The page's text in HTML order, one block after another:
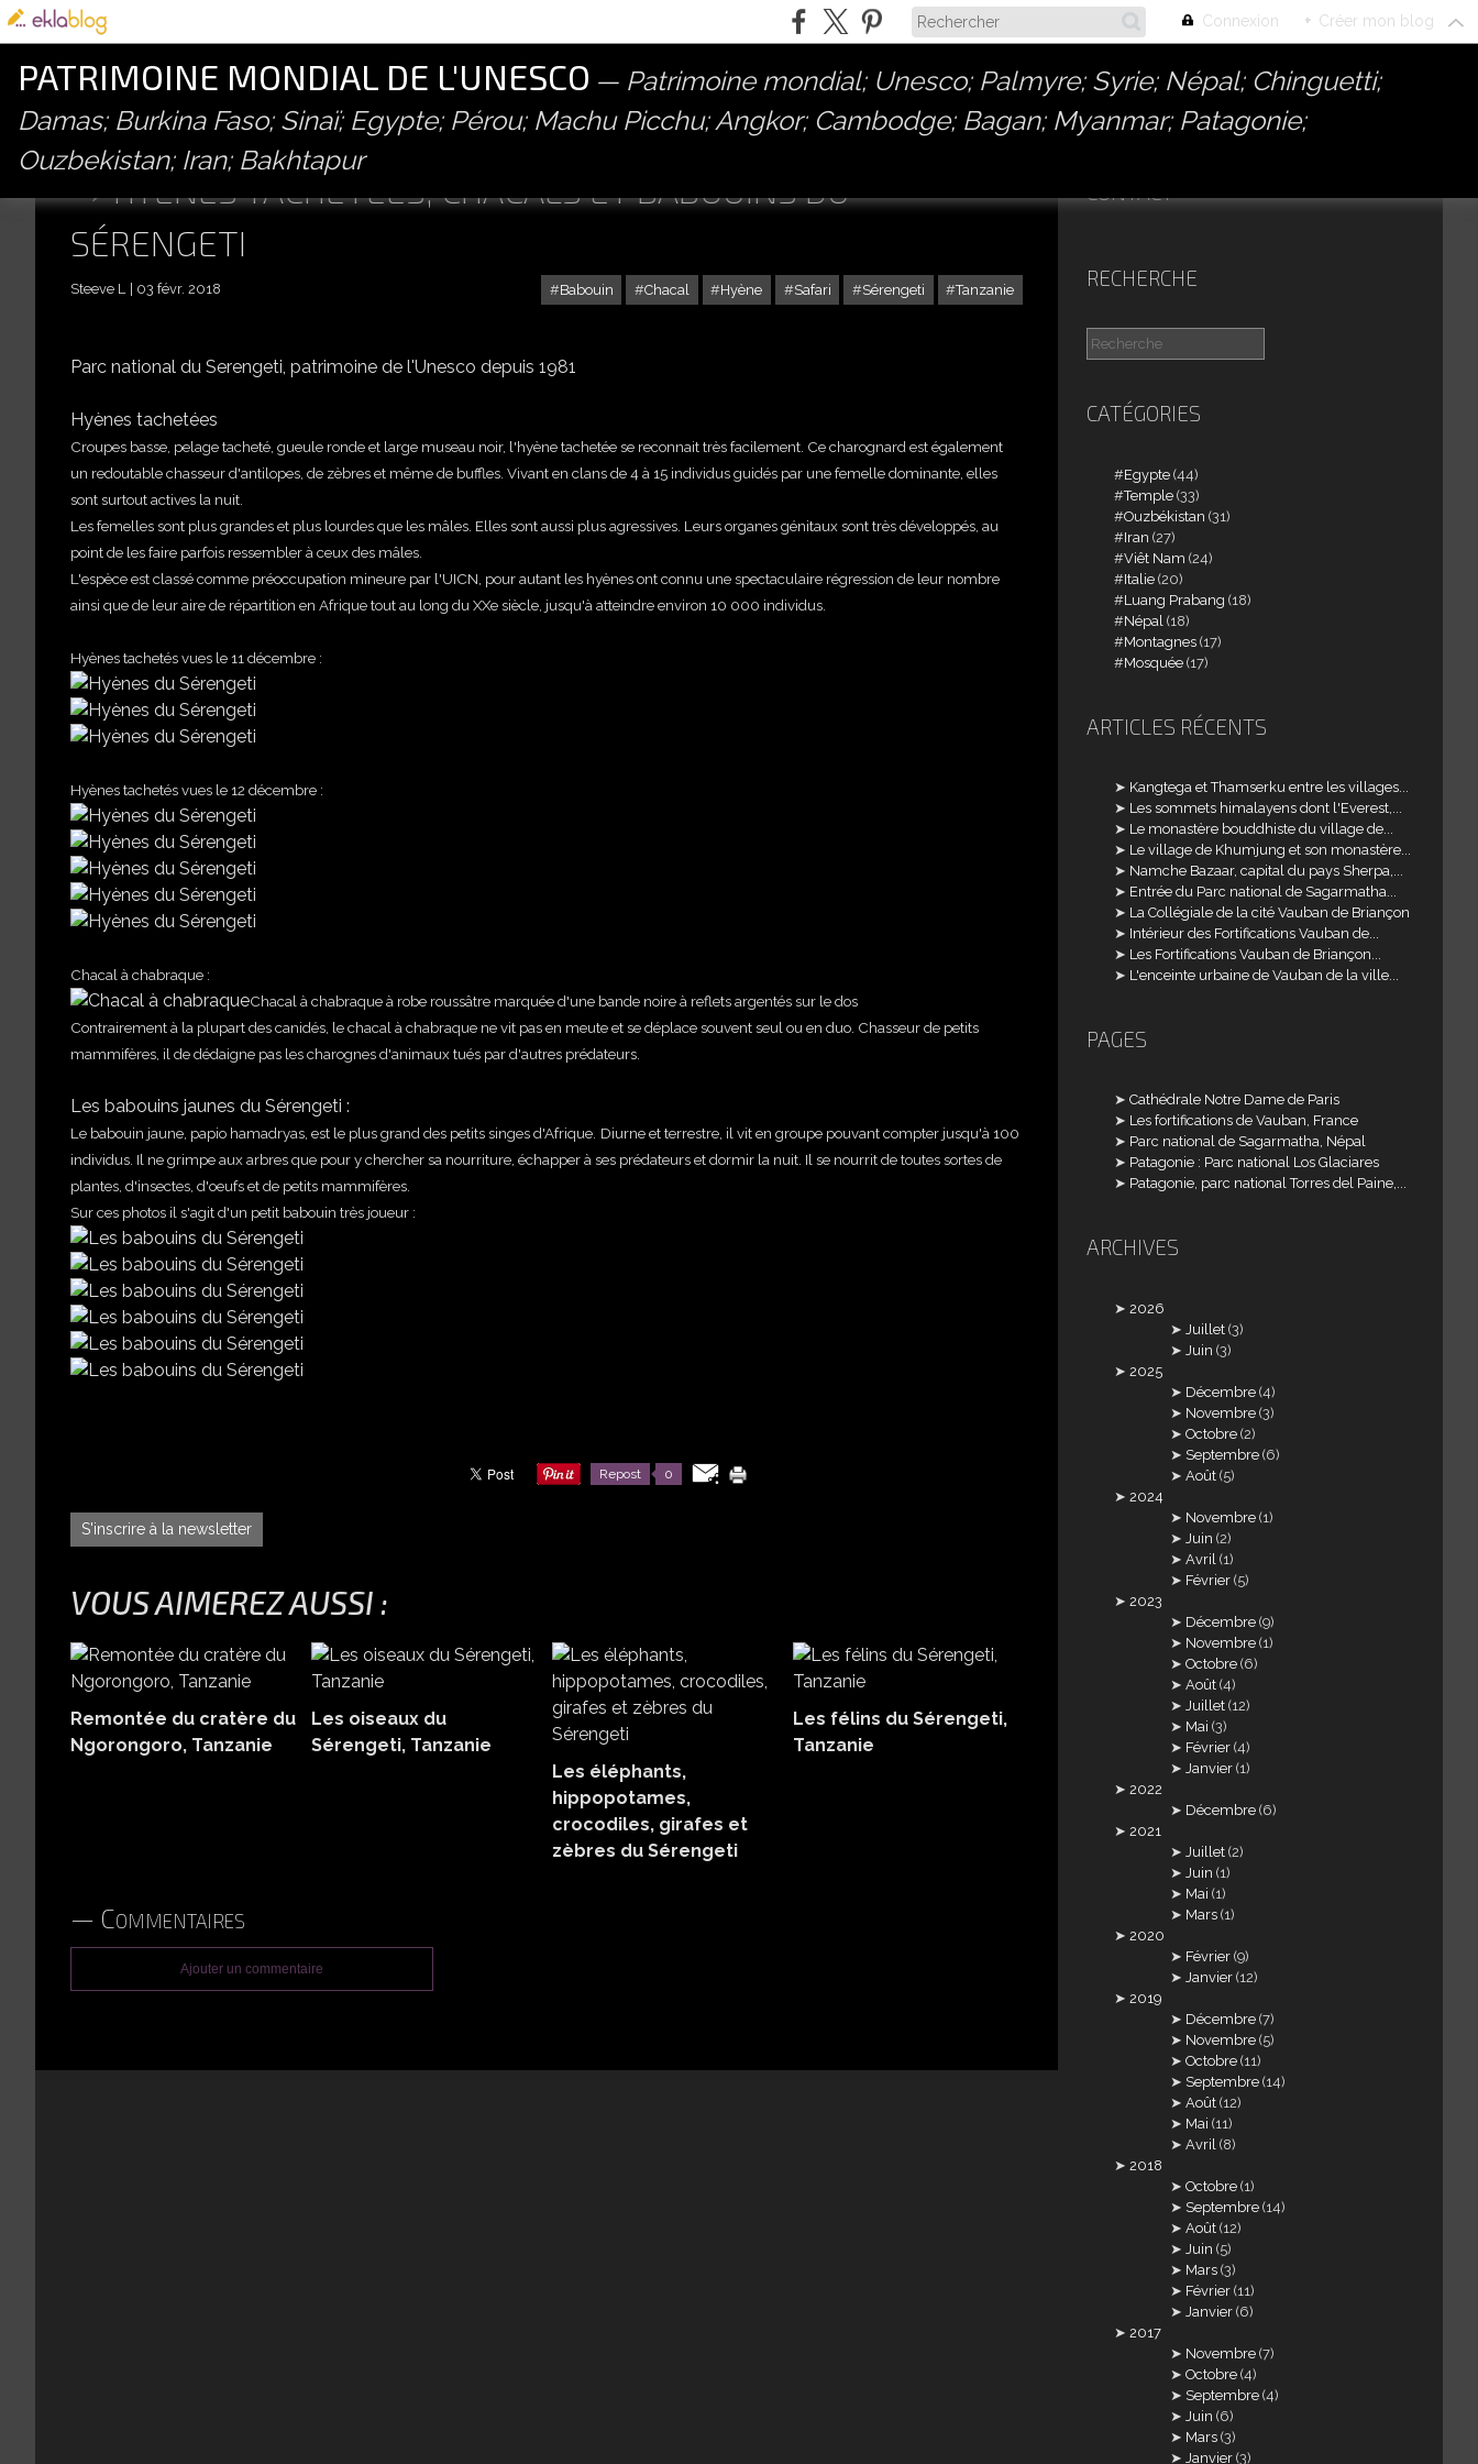
Connexion + Créer mon blog
PATRIMOINE MONDIAL DE L'UNESCO
Patrimoine mondial; Unesco; Palmyre; Syrie; Népal; Chinguetti;
Damas; Burkina Faso; Sinaï; Egypte; Pérou; Machu Picchu; Angkor; Cambodge; Bagan; Myanmar; Patagonie;
Ouzbekistan; Iran; Bakhtapur
HYÈNES TACHETÉES, CHACALS ET BABOUINS DU
SÉRENGETI
Babouin Chacal Hyène Safari Sérengeti Tanzanie
Steeve L 03 févr. 2018
Parc national du Serengeti, patrimoine de l'Unesco depuis 1981
Hyènes tachetées
Croupes basse, pelage tacheté, gueule ronde et large museau noir, l'hyène tachetée se reconnait très facilement. Ce charognard est également
un redoutable chasseur d'antilopes, de zèbres et même de buffles. Vivant en clans de 4 à 15 individus guidés par une femelle dominante, elles
sont surtout actives la nuit.
Les femelles sont plus grandes et plus lourdes que les mâles. Elles sont aussi plus agressives. Leurs organes génitaux sont très développés, au
point de les faire parfois ressembler à ceux des mâles.
L'espèce est classé comme préoccupation mineure par l'UICN, pour autant les hyènes ont connu une spectaculaire régression de leur nombre
ainsi que de leur aire de répartition en Afrique tout au long du XXe siècle, jusqu'à atteindre environ 10 000 individus.
Hyènes tachetés vues le 11 décembre :
Hyènes tachetés vues le 12 décembre :
Chacal à chabraque :
Chacal à chabraque à robe roussâtre marquée d'une bande noire à reflets argentés sur le dos
Contrairement à la plupart des canidés, le chacal à chabraque ne vit pas en meute et se déplace souvent seul ou en duo. Chasseur de petits
mammifères, il de dédaigne pas les charognes d'animaux tués par d'autres prédateurs.
Les babouins jaunes du Sérengeti :
Le babouin jaune, papio hamadryas, est le plus grand des petits singes d'Afrique. Diurne et terrestre, il vit en groupe pouvant compter jusqu'à 100
individus. Il ne grimpe aux arbres que pour y chercher sa nourriture, échapper à ses prédateurs et dormir la nuit. Il se nourrit de toutes sortes de
plantes, d'insectes, d'oeufs et de petits mammifères.
Sur ces photos il s'agit d'un petit babouin très joueur :
Repost 0
S'inscrire à la newsletter
VOUS AIMEREZ AUSSI :
Remontée du cratère du
Ngorongoro, Tanzanie
Les oiseaux du
Sérengeti, Tanzanie
Les éléphants,
hippopotames,
crocodiles, girafes et
zèbres du Sérengeti
Les félins du Sérengeti,
Tanzanie
Commentaires
Ajouter un commentaire
CONTACT
RECHERCHE
CATÉGORIES
Egypte (44)
Temple (33)
Ouzbékistan (31)
Iran (27)
Viêt Nam (24)
Italie (20)
Luang Prabang (18)
Népal (18)
Montagnes (17)
Mosquée (17)
ARTICLES RÉCENTS
Kangtega et Thamserku entre les villages...
Les sommets himalayens dont l'Everest,...
Le monastère bouddhiste du village de...
Le village de Khumjung et son monastère...
Namche Bazaar, capital du pays Sherpa,...
Entrée du Parc national de Sagarmatha...
La Collégiale de la cité Vauban de Briançon
Intérieur des Fortifications Vauban de...
Les Fortifications Vauban de Briançon...
L'enceinte urbaine de Vauban de la ville...
PAGES
Cathédrale Notre Dame de Paris
Les fortifications de Vauban, France
Parc national de Sagarmatha, Népal
Patagonie : Parc national Los Glaciares
Patagonie, parc national Torres del Paine,...
ARCHIVES
2026
Juillet (3)
Juin (3)
2025
Décembre (4)
Novembre (3)
Octobre (2)
Septembre (6)
Août (5)
2024
Novembre (1)
Juin (2)
Avril (1)
Février (5)
2023
Décembre (9)
Novembre (1)
Octobre (6)
Août (4)
Juillet (12)
Mai (3)
Février (4)
Janvier (1)
2022
Décembre (6)
2021
Juillet (2)
Juin (1)
Mai (1)
Mars (1)
2020
Février (9)
Janvier (12)
2019
Décembre (7)
Novembre (5)
Octobre (11)
Septembre (14)
Août (12)
Mai (11)
Avril (8)
2018
Octobre (1)
Septembre (14)
Août (12)
Juin (5)
Mars (3)
Février (11)
Janvier (6)
2017
Novembre (7)
Octobre (4)
Septembre (4)
Juin (6)
Mars (3)
Janvier (3)